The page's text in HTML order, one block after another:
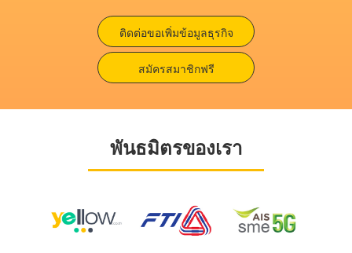
ติดต่อขอเพิ่มข้อมูลธุรกิจ
สมัครสมาชิกฟรี
พันธมิตรของเรา